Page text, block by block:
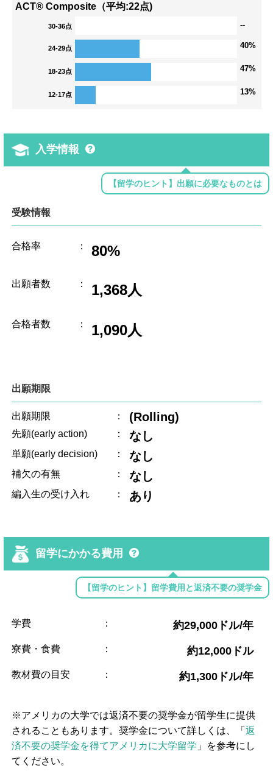
ACT® Composite（平均:22点)
30-36点 --
24-29点 40%
18-23点 47%
12-17点 13%
入学情報
【留学のヒント】出願に必要なものとは
受験情報
合格率 ： 80%
出願者数 ： 1,368人
合格者数 ： 1,090人
出願期限
出願期限 ： (Rolling)
先願(early action) ： なし
単願(early decision) ： なし
補欠の有無 ： なし
編入生の受け入れ ： あり
留学にかかる費用
【留学のヒント】留学費用と返済不要の奨学金
学費 ： 約29,000ドル/年
寮費・食費 ： 約12,000ドル
教材費の目安 ： 約1,300ドル/年
※アメリカの大学では返済不要の奨学金が留学生に提供
されることもあります。奨学金について詳しくは、「返
済不要の奨学金を得てアメリカに大学留学 」を参考にし
てください。